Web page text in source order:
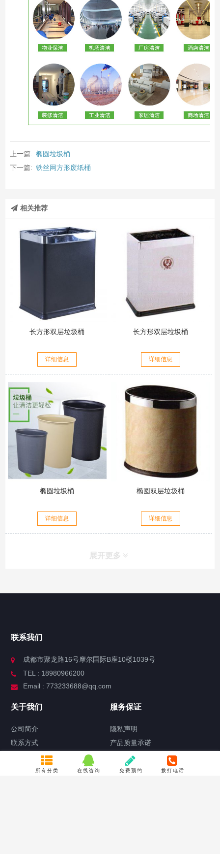
上一篇: 椭圆垃圾桶
下一篇: 铁丝网方形废纸桶
相关推荐
长方形双层垃圾桶
详细信息
长方形双层垃圾桶
详细信息
椭圆垃圾桶
详细信息
椭圆双层垃圾桶
详细信息
展开更多
联系我们
成都市聚龙路16号摩尔国际B座10楼1039号
TEL : 18980966200
Email : 773233688@qq.com
关于我们
公司简介
联系方式
服务保证
隐私声明
产品质量承诺
常见问题
所有分类 在线咨询 免费预约 拨打电话